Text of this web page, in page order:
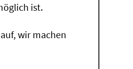
ist.
wir machen